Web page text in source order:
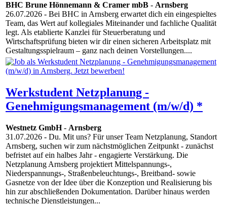
BHC Brune Hönnemann & Cramer mbB - Arnsberg
26.07.2026 - Bei BHC in Arnsberg erwartet dich ein eingespieltes
Team, das Wert auf kollegiales Miteinander und fachliche Qualität
legt. Als etablierte Kanzlei für Steuerberatung und
Wirtschaftsprüfung bieten wir dir einen sicheren Arbeitsplatz mit
Gestaltungsspielraum – ganz nach deinen Vorstellungen....
Werkstudent Netzplanung -
Genehmigungsmanagement (m/w/d) *
Westnetz GmbH- Arnsberg
31.07.2026 - Du. Mit uns? Für unser Team Netzplanung, Standort
Arnsberg, suchen wir zum nächstmöglichen Zeitpunkt - zunächst
befristet auf ein halbes Jahr - engagierte Verstärkung. Die
Netzplanung Arnsberg projektiert Mittelspannungs-,
Niederspannungs-, Straßenbeleuchtungs-, Breitband- sowie
Gasnetze von der Idee über die Konzeption und Realisierung bis
hin zur abschließenden Dokumentation. Darüber hinaus werden
technische Dienstleistungen...